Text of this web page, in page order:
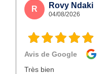
R Rovy Ndaki
04/08/2026
Avis de Google
Très bien